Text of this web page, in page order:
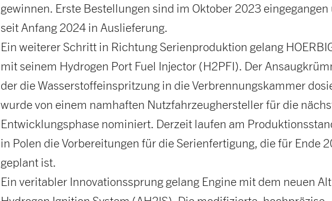
gewinnen. Erste Bestellungen sind im Oktober 2023 eingegangen
seit Anfang 2024 in Auslieferung.
Ein weiterer Schritt in Richtung Serienproduktion gelang
mit seinem Hydrogen Port Fuel Injector (H2PFI). Der
der die Wasserstoffeinspritzung in die Verbrennungskammer
wurde von einem namhaften Nutzfahrzeughersteller für die
Entwicklungsphase nominiert. Derzeit laufen am
in Polen die Vorbereitungen für die Serienfertigung, die für Ende
geplant ist.
Ein veritabler Innovationssprung gelang Engine mit dem neuen